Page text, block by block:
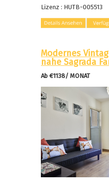
Lizenz : HUTB-005513
Modernes
nahe Sagrada
Ab €1138/ MONAT